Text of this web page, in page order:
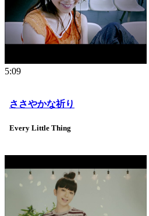
5:09
ささやかな祈り
Every Little Thing